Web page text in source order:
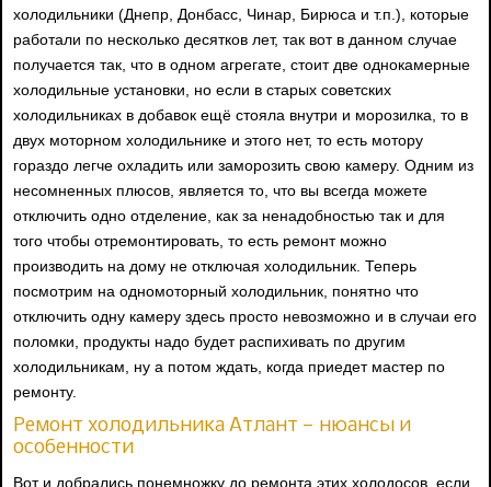
холодильники (Днепр, Донбасс, Чинар, Бирюса и т.п.), которые
работали по несколько десятков лет, так вот в данном случае
получается так, что в одном агрегате, стоит две однокамерные
холодильные установки, но если в старых советских
холодильниках в добавок ещё стояла внутри и морозилка, то в
двух моторном холодильнике и этого нет, то есть мотору
гораздо легче охладить или заморозить свою камеру. Одним из
несомненных плюсов, является то, что вы всегда можете
отключить одно отделение, как за ненадобностью так и для
того чтобы отремонтировать, то есть ремонт можно
производить на дому не отключая холодильник. Теперь
посмотрим на одномоторный холодильник, понятно что
отключить одну камеру здесь просто невозможно и в случаи его
поломки, продукты надо будет распихивать по другим
холодильникам, ну а потом ждать, когда приедет мастер по
ремонту.
Ремонт холодильника Атлант — нюансы и
особенности
Вот и добрались понемножку до ремонта этих холодосов, если